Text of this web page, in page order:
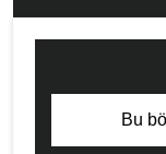
Bu